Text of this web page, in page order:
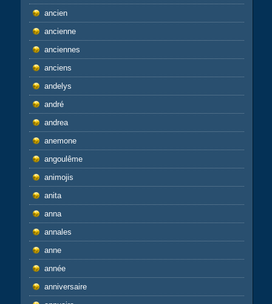
ancien
ancienne
anciennes
anciens
andelys
andré
andrea
anemone
angoulême
animojis
anita
anna
annales
anne
année
anniversaire